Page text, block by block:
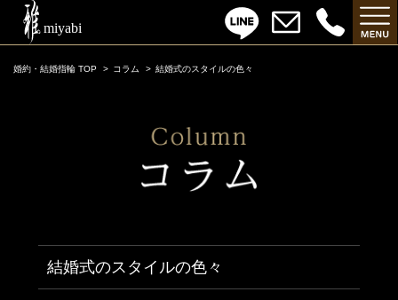
婚約・結婚指輪 TOP コラム 結婚式のスタイルの色々
結婚式のスタイルの色々